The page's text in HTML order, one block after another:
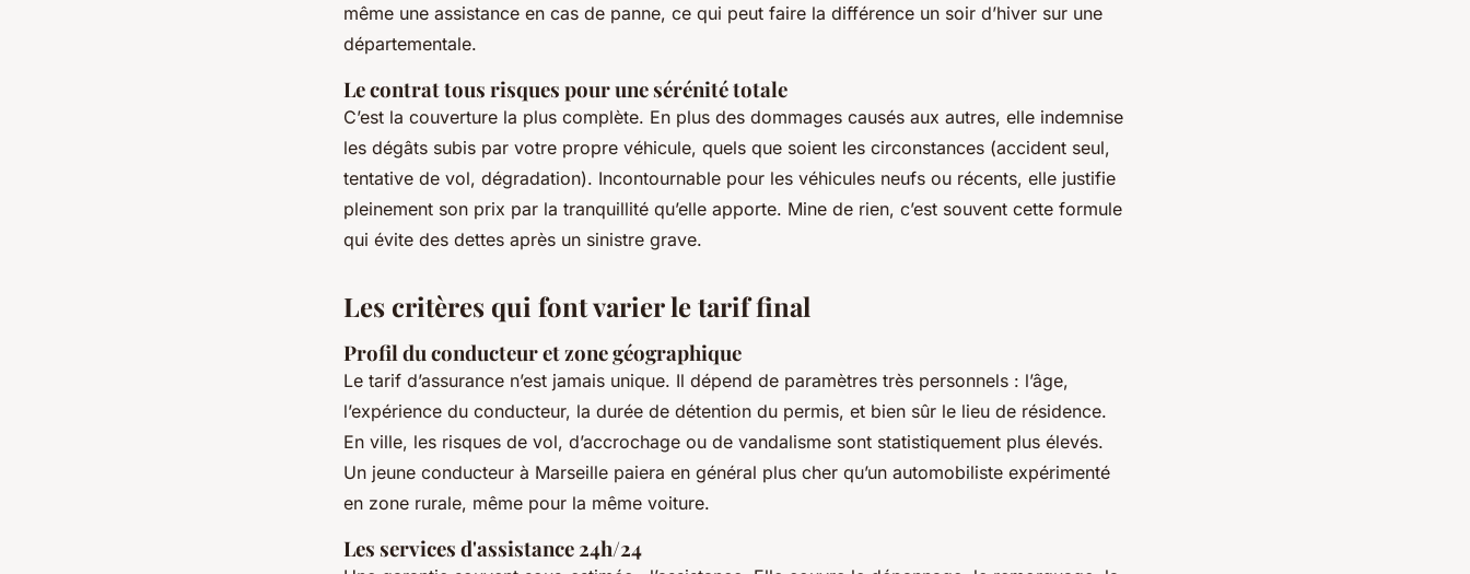
même une assistance en cas de panne, ce qui peut faire la différence un soir d’hiver sur une
départementale.
Le contrat tous risques pour une sérénité totale
C’est la couverture la plus complète. En plus des dommages causés aux autres, elle indemnise
les dégâts subis par votre propre véhicule, quels que soient les circonstances (accident seul,
tentative de vol, dégradation). Incontournable pour les véhicules neufs ou récents, elle justifie
pleinement son prix par la tranquillité qu’elle apporte. Mine de rien, c’est souvent cette formule
qui évite des dettes après un sinistre grave.
Les critères qui font varier le tarif final
Profil du conducteur et zone géographique
Le tarif d’assurance n’est jamais unique. Il dépend de paramètres très personnels : l’âge,
l’expérience du conducteur, la durée de détention du permis, et bien sûr le lieu de résidence.
En ville, les risques de vol, d’accrochage ou de vandalisme sont statistiquement plus élevés.
Un jeune conducteur à Marseille paiera en général plus cher qu’un automobiliste expérimenté
en zone rurale, même pour la même voiture.
Les services d'assistance 24h/24